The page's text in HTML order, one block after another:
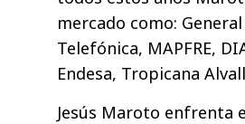
mercado como:
Telefónica, MAPFRE,
Endesa, Tropicana
Jesús Maroto enfrenta